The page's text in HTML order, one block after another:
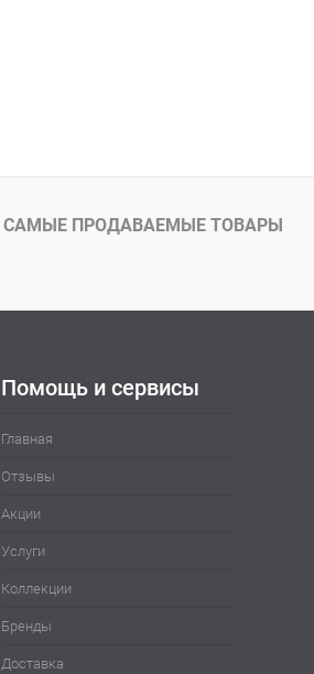
САМЫЕ ПРОДАВАЕМЫЕ ТОВАРЫ
Помощь и сервисы
Главная
Отзывы
Акции
Услуги
Коллекции
Бренды
Доставка